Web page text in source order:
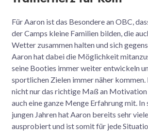
Für Aaron ist das Besondere an OBC,
der Camps kleine Familien bilden, die
Wetter zusammen halten und sich
Aaron hat dabei die Möglichkeit
seine Booties immer weiter entwickeln
sportlichen Zielen immer näher
nicht nur das richtige Maß an
auch eine ganze Menge Erfahrung mit. In
jungen Jahren hat Aaron bereits sehr
ausprobiert und ist somit für jede